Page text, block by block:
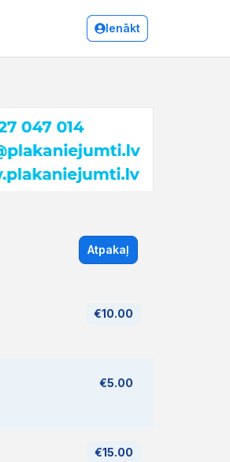
Ienākt
Atpakaļ
€10.00
€5.00
€15.00